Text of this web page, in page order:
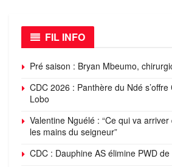
FIL INFO
Pré saison : Bryan Mbeumo,
CDC 2026 : Panthère du Ndé
Lobo
Valentine Nguélé : “Ce qui va
les mains du seigneur”
CDC : Dauphine AS élimine PWD